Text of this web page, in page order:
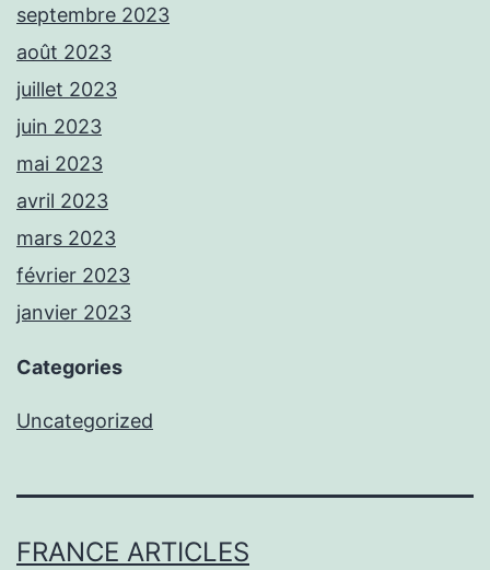
septembre 2023
août 2023
juillet 2023
juin 2023
mai 2023
avril 2023
mars 2023
février 2023
janvier 2023
Categories
Uncategorized
FRANCE ARTICLES